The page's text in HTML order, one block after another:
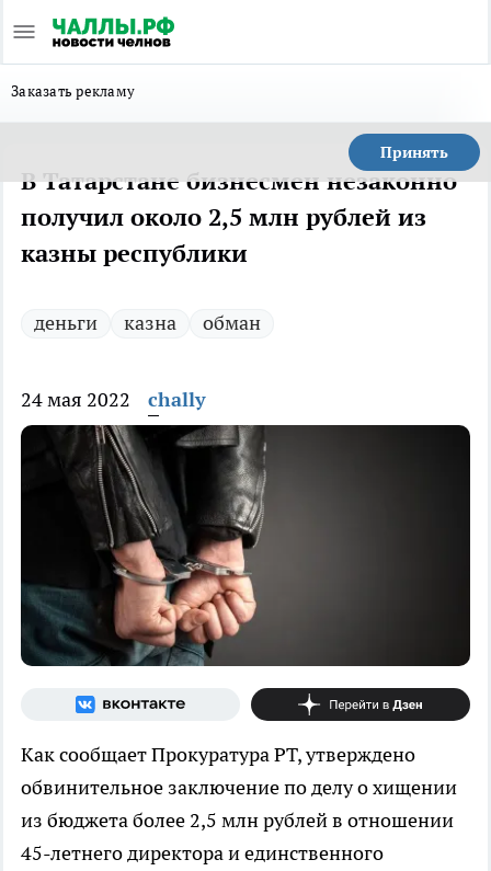
Заказать рекламу
Принять
В Татарстане бизнесмен незаконно
получил около 2,5 млн рублей из
казны республики
деньги казна обман
24 мая 2022 chally
Как сообщает Прокуратура РТ, утверждено
обвинительное заключение по делу о хищении
из бюджета более 2,5 млн рублей в отношении
45-летнего директора и единственного